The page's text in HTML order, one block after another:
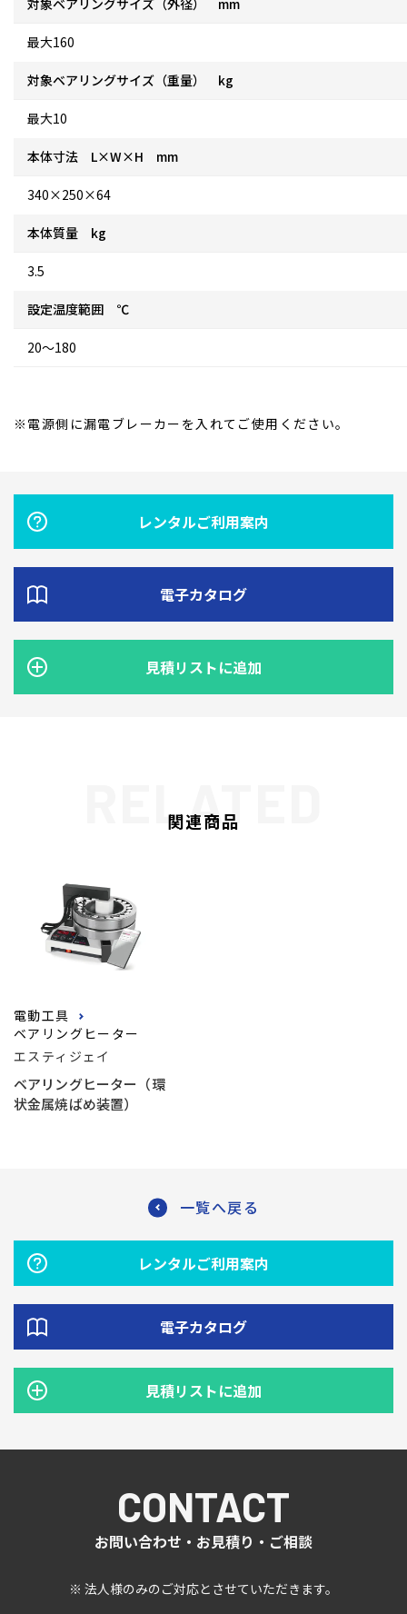
対象ベアリングサイズ（外径） mm
最大160
対象ベアリングサイズ（重量） kg
最大10
本体寸法 L×W×H mm
340×250×64
本体質量 kg
3.5
設定温度範囲 ℃
20～180
※電源側に漏電ブレーカーを入れてご使用ください｡
レンタルご利用案内
電子カタログ
見積リストに追加
関連商品
電動工具
ベアリングヒーター
エスティジェイ
ベアリングヒーター（環
状金属焼ばめ装置）
一覧へ戻る
レンタルご利用案内
電子カタログ
見積リストに追加
CONTACT
お問い合わせ・お見積り・ご相談
※ 法人様のみのご対応とさせていただきます。